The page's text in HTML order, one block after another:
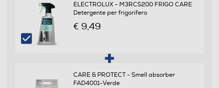
Consumo annuo energia-kWh
ELECTROLUX - M3RCS200 FRIGO CARE
Detergente per frigorifero
€ 9,49
CARE & PROTECT - Smell absorber
FAD4001-Verde